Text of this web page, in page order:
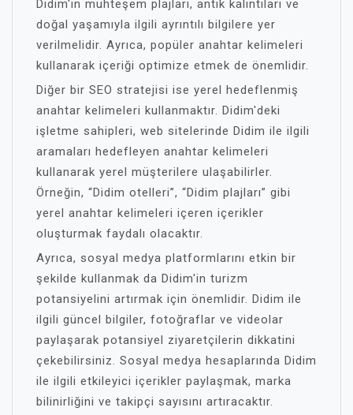
Didim'in muhteşem plajları, antik kalıntıları ve
doğal yaşamıyla ilgili ayrıntılı bilgilere yer
verilmelidir. Ayrıca, popüler anahtar kelimeleri
kullanarak içeriği optimize etmek de önemlidir.
Diğer bir SEO stratejisi ise yerel hedeflenmiş
anahtar kelimeleri kullanmaktır. Didim'deki
işletme sahipleri, web sitelerinde Didim ile ilgili
aramaları hedefleyen anahtar kelimeleri
kullanarak yerel müşterilere ulaşabilirler.
Örneğin, “Didim otelleri”, “Didim plajları” gibi
yerel anahtar kelimeleri içeren içerikler
oluşturmak faydalı olacaktır.
Ayrıca, sosyal medya platformlarını etkin bir
şekilde kullanmak da Didim'in turizm
potansiyelini artırmak için önemlidir. Didim ile
ilgili güncel bilgiler, fotoğraflar ve videolar
paylaşarak potansiyel ziyaretçilerin dikkatini
çekebilirsiniz. Sosyal medya hesaplarında Didim
ile ilgili etkileyici içerikler paylaşmak, marka
bilinirliğini ve takipçi sayısını artıracaktır.